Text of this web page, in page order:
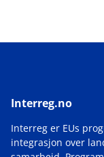
Interreg.no
Interreg er EUs
integrasjon over